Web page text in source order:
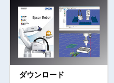
取付仕様
本体質量（ケーブルの質量含まず）
対応コントローラー
ユーザー配線
ユーザー配管
電源電圧
ダウンロード